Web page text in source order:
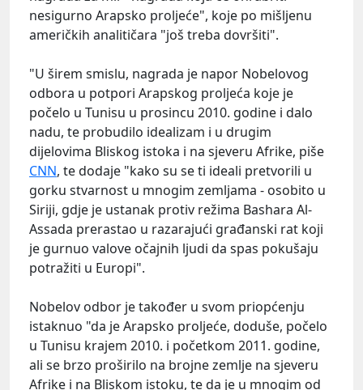
nesigurno Arapsko proljeće", koje po mišljenu
američkih analitičara "još treba dovršiti".
"U širem smislu, nagrada je napor Nobelovog
odbora u potpori Arapskog proljeća koje je
počelo u Tunisu u prosincu 2010. godine i dalo
nadu, te probudilo idealizam i u drugim
dijelovima Bliskog istoka i na sjeveru Afrike, piše
CNN, te dodaje "kako su se ti ideali pretvorili u
gorku stvarnost u mnogim zemljama - osobito u
Siriji, gdje je ustanak protiv režima Bashara Al-
Assada prerastao u razarajući građanski rat koji
je gurnuo valove očajnih ljudi da spas pokušaju
potražiti u Europi".
Nobelov odbor je također u svom priopćenju
istaknuo "da je Arapsko proljeće, doduše, počelo
u Tunisu krajem 2010. i početkom 2011. godine,
ali se brzo proširilo na brojne zemlje na sjeveru
Afrike i na Bliskom istoku, te da je u mnogim od